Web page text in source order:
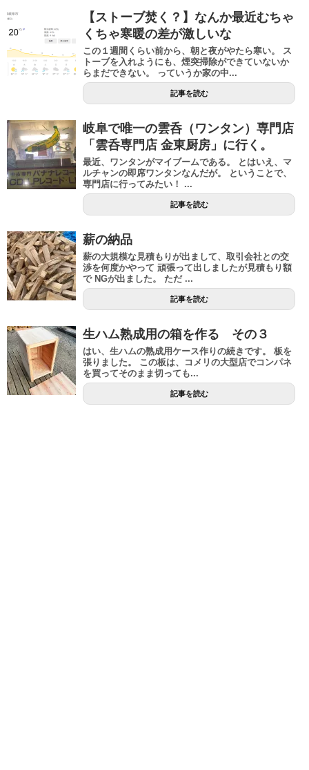
【ストーブ焚く？】なんか最近むちゃ
くちゃ寒暖の差が激しいな
この１週間くらい前から、朝と夜がやたら寒い。 ス
トーブを入れようにも、煙突掃除ができていないか
らまだできない。 っていうか家の中...
記事を読む
岐阜で唯一の雲呑（ワンタン）専門店
「雲呑専門店 金東厨房」に行く。
最近、ワンタンがマイブームである。 とはいえ、マ
ルチャンの即席ワンタンなんだが。 ということで、
専門店に行ってみたい！ ...
記事を読む
薪の納品
薪の大規模な見積もりが出まして、取引会社との交
渉を何度かやって 頑張って出しましたが見積もり額
で NGが出ました。 ただ ...
記事を読む
生ハム熟成用の箱を作る その３
はい、生ハムの熟成用ケース作りの続きです。 板を
張りました。 この板は、コメリの大型店でコンパネ
を買ってそのまま切っても...
記事を読む